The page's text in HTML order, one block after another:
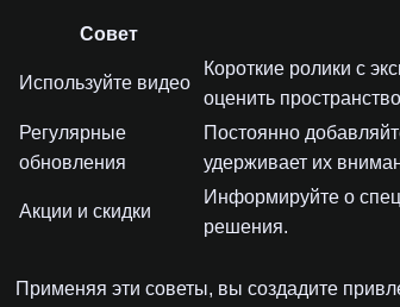
Совет
Используйте видео
Короткие ролики с
оценить
Регулярные
обновления
Постоянно
удерживает их
Акции и скидки
Информируйте о
решения.
Применяя эти советы, вы создадите